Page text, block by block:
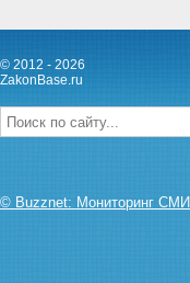
© 2012 - 2026
ZakonBase.ru
© Buzznet: Мониторинг СМИ